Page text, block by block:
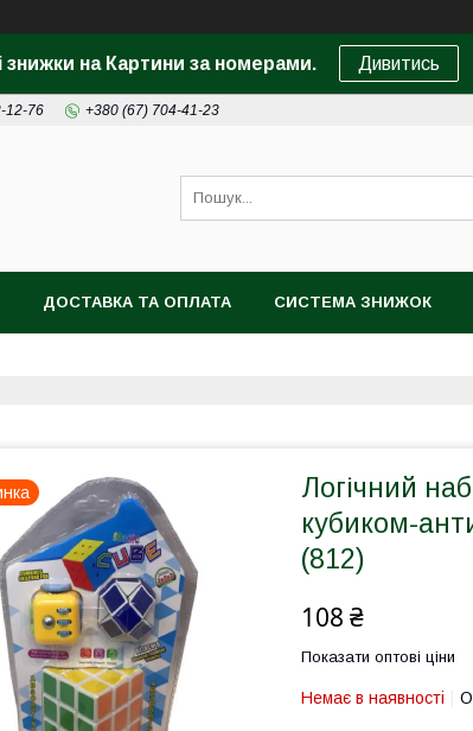
знижки на Картини за номерами. Дивитись
12-76 +380 (67) 704-41-23
ДОСТАВКА ТА ОПЛАТА СИСТЕМА ЗНИЖОК
Логічний
кубиком-
(812)
108 ₴
Показати оптові ціни
Немає в наявності